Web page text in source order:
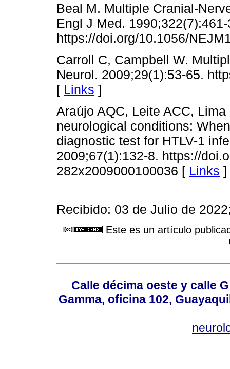
Beal M. Multiple Cranial-
Engl J Med.
https://doi.org/10.1056/
Carroll C, Campbell W.
Neurol. 2009;29(1):53-65.
[ Links ]
Araújo AQC, Leite ACC,
neurological conditions:
diagnostic test for HTLV-1
2009;67(1):132-8. https://
282x2009000100036 [ Links ]
Recibido: 03 de Julio de
Este es un artículo
Calle décima oeste y calle
Gamma, oficina 102,